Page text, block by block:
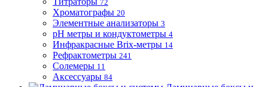
72
Хроматографы 20
Элементные анализаторы 3
pH метры и кондуктометры 4
Инфракрасные Brix-метры 14
Рефрактометры 241
Солемеры 11
Аксессуары 84